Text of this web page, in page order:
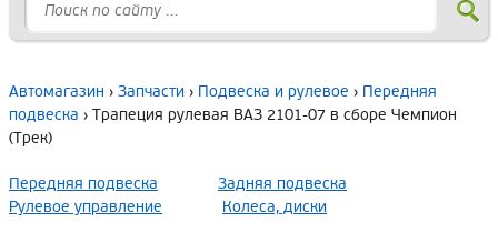
Автомагазин › Запчасти › Подвеска и рулевое › Передняя
подвеска › Трапеция рулевая ВАЗ 2101-07 в сборе Чемпион
(Трек)
Передняя подвеска
Задняя подвеска
Рулевое управление
Колеса, диски